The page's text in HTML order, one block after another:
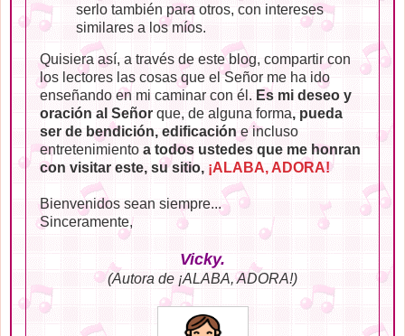
serlo también para otros, con intereses
similares a los míos.
Quisiera así, a través de este blog, compartir con
los lectores las cosas que el Señor me ha ido
enseñando en mi caminar con él. Es mi deseo y
oración al Señor que, de alguna forma, pueda
ser de bendición, edificacióne incluso
entretenimiento a todos ustedes que me honran
con visitar este, su sitio, ¡ALABA, ADORA!
Bienvenidos sean siempre...
Sinceramente,
Vicky.
(Autora de ¡ALABA, ADORA!)